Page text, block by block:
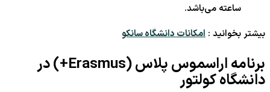
ساعته می‌باشد.
بیشتر بخوانید : امکانات دانشگاه سانکو
برنامه اراسموس پلاس (Erasmus+) در
دانشگاه کولتور